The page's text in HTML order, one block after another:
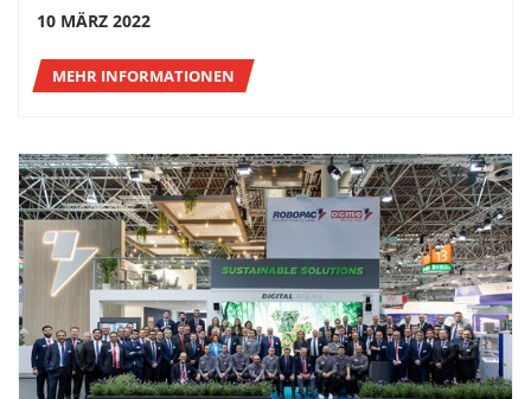
10 MÄRZ 2022
MEHR INFORMATIONEN